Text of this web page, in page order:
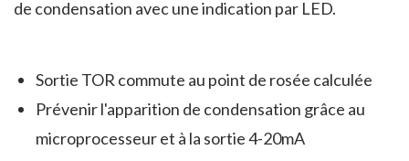
de condensation avec une indication par LED.
Sortie TOR commute au point de rosée calculée
Prévenir l'apparition de condensation grâce au
microprocesseur et à la sortie 4-20mA